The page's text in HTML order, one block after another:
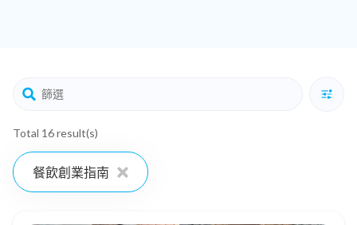
Total 16 result(s)
餐飲創業指南